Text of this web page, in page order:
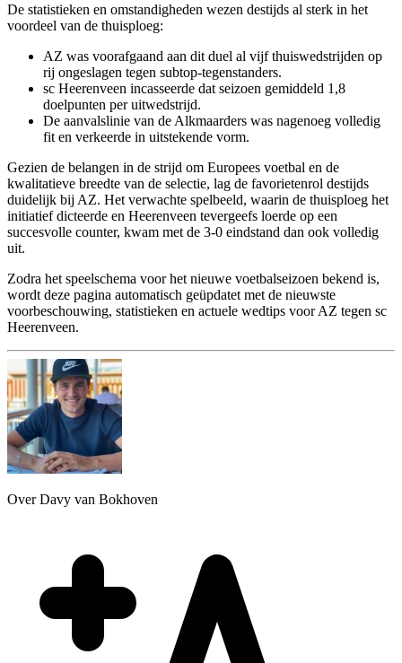
De statistieken en omstandigheden wezen destijds al sterk in het
voordeel van de thuisploeg:
AZ was voorafgaand aan dit duel al vijf thuiswedstrijden op
rij ongeslagen tegen subtop-tegenstanders.
sc Heerenveen incasseerde dat seizoen gemiddeld 1,8
doelpunten per uitwedstrijd.
De aanvalslinie van de Alkmaarders was nagenoeg volledig
fit en verkeerde in uitstekende vorm.
Gezien de belangen in de strijd om Europees voetbal en de
kwalitatieve breedte van de selectie, lag de favorietenrol destijds
duidelijk bij AZ. Het verwachte spelbeeld, waarin de thuisploeg het
initiatief dicteerde en Heerenveen tevergeefs loerde op een
succesvolle counter, kwam met de 3-0 eindstand dan ook volledig
uit.
Zodra het speelschema voor het nieuwe voetbalseizoen bekend is,
wordt deze pagina automatisch geüpdatet met de nieuwste
voorbeschouwing, statistieken en actuele wedtips voor AZ tegen sc
Heerenveen.
Over Davy van Bokhoven